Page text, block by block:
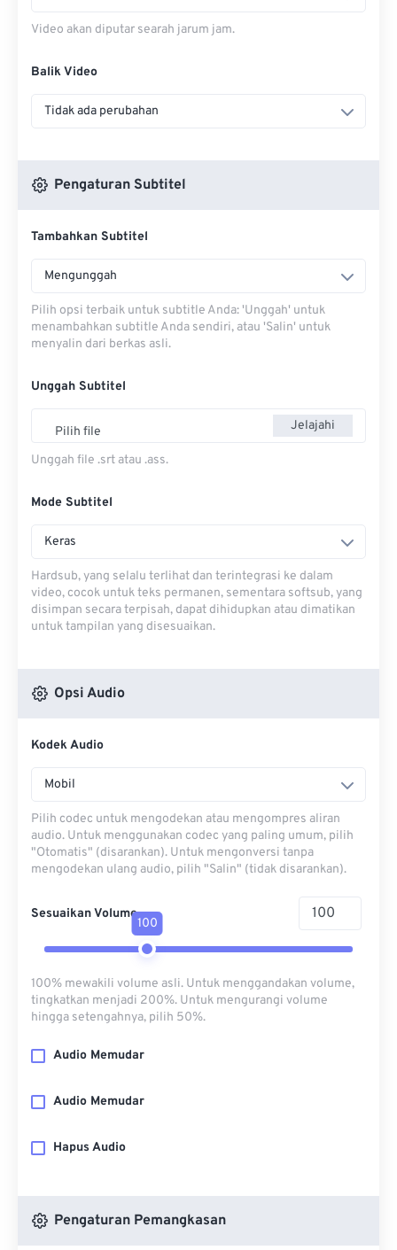
Video akan diputar searah jarum jam.
Balik Video
Tidak ada perubahan
Pengaturan Subtitel
Tambahkan Subtitel
Mengunggah
Pilih opsi terbaik untuk subtitle Anda: 'Unggah' untuk
menambahkan subtitle Anda sendiri, atau 'Salin' untuk
menyalin dari berkas asli.
Unggah Subtitel
Pilih file Jelajahi
Unggah file .srt atau .ass.
Mode Subtitel
Keras
Hardsub, yang selalu terlihat dan terintegrasi ke dalam
video, cocok untuk teks permanen, sementara softsub, yang
disimpan secara terpisah, dapat dihidupkan atau dimatikan
untuk tampilan yang disesuaikan.
Opsi Audio
Kodek Audio
Mobil
Pilih codec untuk mengodekan atau mengompres aliran
audio. Untuk menggunakan codec yang paling umum, pilih
"Otomatis" (disarankan). Untuk mengonversi tanpa
mengodekan ulang audio, pilih "Salin" (tidak disarankan).
Sesuaikan Volume
100
100% mewakili volume asli. Untuk menggandakan volume,
tingkatkan menjadi 200%. Untuk mengurangi volume
hingga setengahnya, pilih 50%.
Audio Memudar
Audio Memudar
Hapus Audio
Pengaturan Pemangkasan